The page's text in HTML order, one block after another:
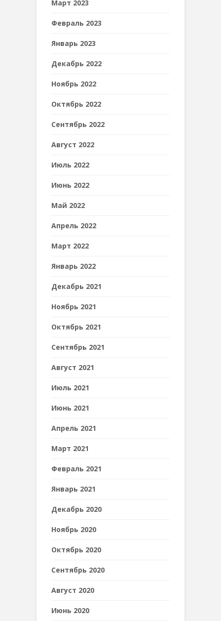
Март 2023
Февраль 2023
Январь 2023
Декабрь 2022
Ноябрь 2022
Октябрь 2022
Сентябрь 2022
Август 2022
Июль 2022
Июнь 2022
Май 2022
Апрель 2022
Март 2022
Январь 2022
Декабрь 2021
Ноябрь 2021
Октябрь 2021
Сентябрь 2021
Август 2021
Июль 2021
Июнь 2021
Апрель 2021
Март 2021
Февраль 2021
Январь 2021
Декабрь 2020
Ноябрь 2020
Октябрь 2020
Сентябрь 2020
Август 2020
Июнь 2020